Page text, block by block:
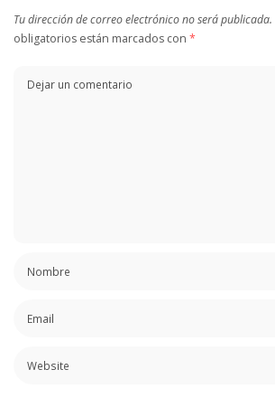
Tu dirección de correo electrónico no será publicada.
obligatorios están marcados con *